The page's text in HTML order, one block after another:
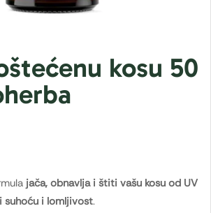
kosu 50
jača, obnavlja i štiti vašu kosu od UV
suhoću i lomljivost.